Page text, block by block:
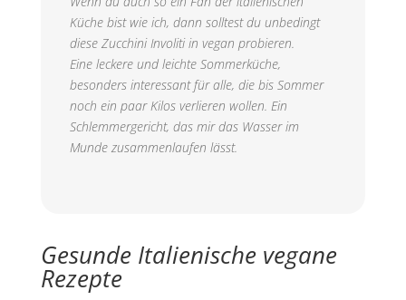
Küche bist wie ich, dann solltest du unbedingt
diese Zucchini Involiti in vegan probieren.
Eine leckere und leichte Sommerküche,
besonders interessant für alle, die bis Sommer
noch ein paar Kilos verlieren wollen. Ein
Schlemmergericht, das mir das Wasser im
Munde zusammenlaufen lässt.
Gesunde Italienische vegane
Rezepte